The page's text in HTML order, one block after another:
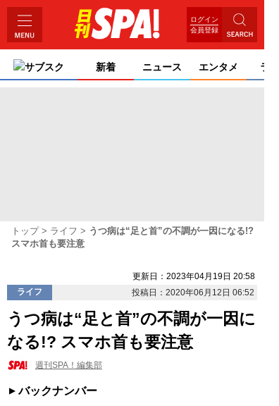
ログイン
会員登録
サブスク 新着 ニュース エンタメ ライ
トップ ライフ
うつ病は“足と首”の不調が一因になる!?
スマホ首も要注意
更新日：2023年04月19日 20:58
ライフ
投稿日：2020年06月12日 06:52
うつ病は“足と首”の不調が一因に
なる!? スマホ首も要注意
週刊SPA！編集部
バックナンバー